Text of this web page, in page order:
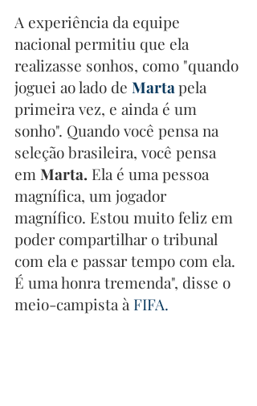
A experiência da equipe
nacional permitiu que ela
realizasse sonhos, como "quando
joguei ao lado de Marta pela
primeira vez, e ainda é um
sonho". Quando você pensa na
seleção brasileira, você pensa
em Marta. Ela é uma pessoa
magnífica, um jogador
magnífico. Estou muito feliz em
poder compartilhar o tribunal
com ela e passar tempo com ela.
É uma honra tremenda", disse o
meio-campista à FIFA.